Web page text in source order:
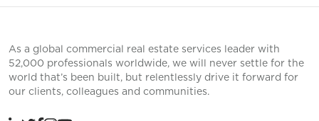
As a global commercial real estate services leader with
52,000 professionals worldwide, we will never settle for the
world that’s been built, but relentlessly drive it forward for
our clients, colleagues and communities.